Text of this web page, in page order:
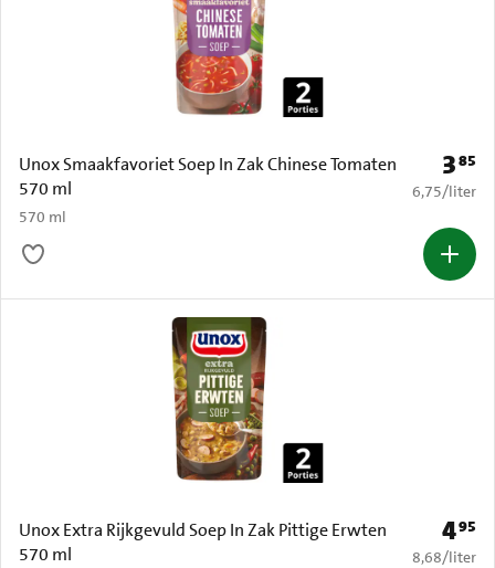
Unox Smaakfavoriet Soep In Zak Chinese Tomaten
570 ml
570 ml
Prijs:
385
€ 6,75 per
6,75/liter
Unox Extra Rijkgevuld Soep In Zak Pittige Erwten
570 ml
Prijs:
495
€ 8,68 per
8,68/liter